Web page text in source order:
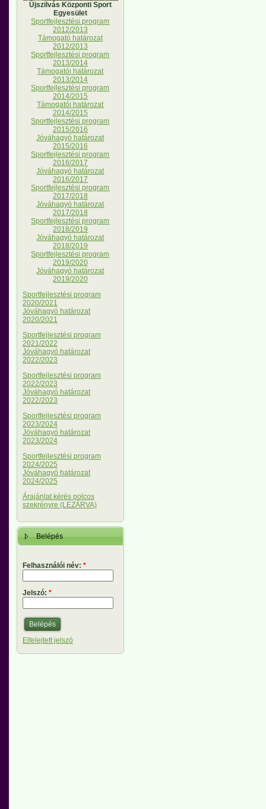
Újszilvás Központi Sport
Egyesület
Sportfejlesztési program
2012/2013
Támogató határozat
2012/2013
Sportfejlesztési program
2013/2014
Támogatói határozat
2013/2014
Sportfejlesztési program
2014/2015
Támogatói határozat
2014/2015
Sportfejlesztési program
2015/2016
Jóváhagyó határozat
2015/2016
Sportfejlesztési program
2016/2017
Jóváhagyó határozat
2016/2017
Sportfejlesztési program
2017/2018
Jóváhagyó határozat
2017/2018
Sportfejlesztési program
2018/2019
Jóváhagyó határozat
2018/2019
Sportfejlesztési program
2019/2020
Jóváhagyó határozat
2019/2020
Sportfejlesztési program
2020/2021
Jóváhagyó határozat
2020/2021
Sportfejlesztési program
2021/2022
Jóváhagyó határozat
2022/2023
Sportfejlesztési program
2022/2023
Jóváhagyó határozat
2022/2023
Sportfejlesztési program
2023/2024
Jóváhagyó határozat
2023/2024
Sportfejlesztési program
2024/2025
Jóváhagyó határozat
2024/2025
Árajánlat kérés polcos
szekrényre (LEZÁRVA)
Belépés
Felhasználói név: *
Jelszó: *
Elfelejtett jelszó